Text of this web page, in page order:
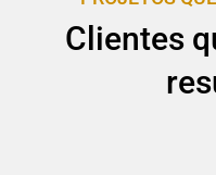
Clientes